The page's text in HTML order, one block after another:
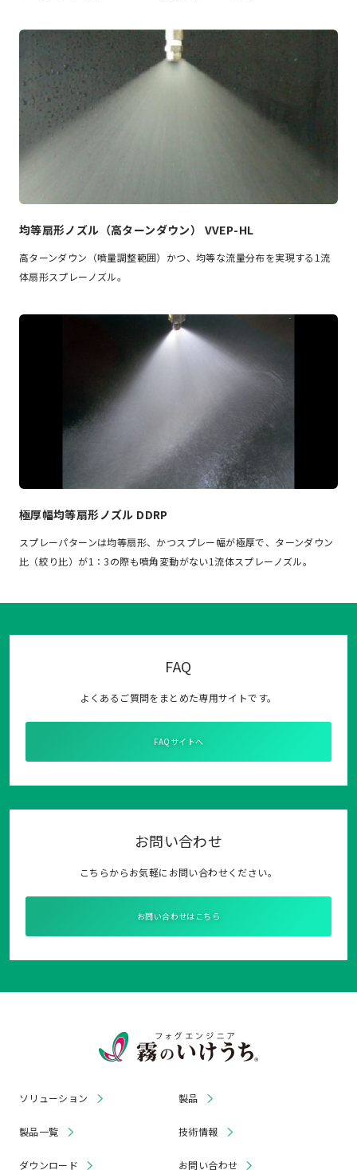
均等扇形ノズル（高ターンダウン） VVEP-HL
高ターンダウン（噴量調整範囲）かつ、均等な流量分布を実現する1流
体扇形スプレーノズル。
極厚幅均等扇形ノズル DDRP
スプレーパターンは均等扇形、かつスプレー幅が極厚で、ターンダウン
比（絞り比）が1：3の際も噴角変動がない1流体スプレーノズル。
FAQ
よくあるご質問をまとめた専用サイトです。
FAQサイトへ
お問い合わせ
こちらからお気軽にお問い合わせください。
お問い合わせはこちら
ソリューション 製品
製品一覧 技術情報
ダウンロード お問い合わせ